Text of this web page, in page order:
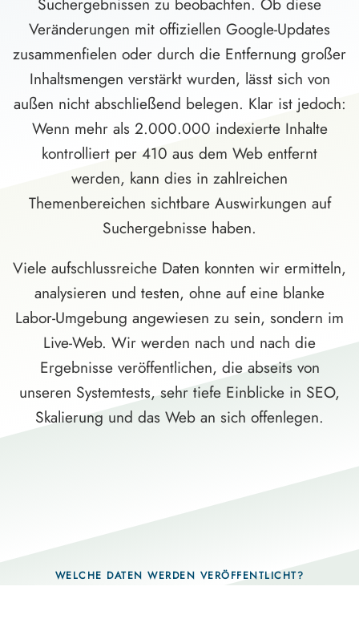
Veränderungen mit offiziellen Google-Updates
zusammenfielen oder durch die Entfernung großer
Inhaltsmengen verstärkt wurden, lässt sich von
außen nicht abschließend belegen. Klar ist jedoch:
Wenn mehr als 2.000.000 indexierte Inhalte
kontrolliert per 410 aus dem Web entfernt
werden, kann dies in zahlreichen
Themenbereichen sichtbare Auswirkungen auf
Suchergebnisse haben.
Viele aufschlussreiche Daten konnten wir ermitteln,
analysieren und testen, ohne auf eine blanke
Labor-Umgebung angewiesen zu sein, sondern im
Live-Web. Wir werden nach und nach die
Ergebnisse veröffentlichen, die abseits von
unseren Systemtests, sehr tiefe Einblicke in SEO,
Skalierung und das Web an sich offenlegen.
WELCHE DATEN WERDEN VERÖFFENTLICHT?